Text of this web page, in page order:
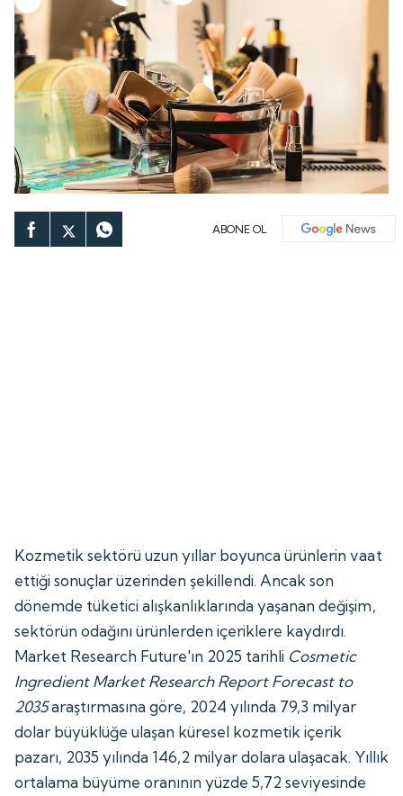
ABONE OL
Kozmetik sektörü uzun yıllar boyunca ürünlerin vaat
ettiği sonuçlar üzerinden şekillendi. Ancak son
dönemde tüketici alışkanlıklarında yaşanan değişim,
sektörün odağını ürünlerden içeriklere kaydırdı.
Market Research Future'ın 2025 tarihli Cosmetic
Ingredient Market Research Report Forecast to
2035araştırmasına göre, 2024 yılında 79,3 milyar
dolar büyüklüğe ulaşan küresel kozmetik içerik
pazarı, 2035 yılında 146,2 milyar dolara ulaşacak. Yıllık
ortalama büyüme oranının yüzde 5,72 seviyesinde